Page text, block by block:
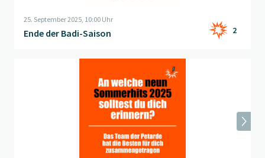
25. September 2025, 10:00 Uhr
Ende der Badi-Saison 2
Sommerhits 2025 - erinnerst du dich?